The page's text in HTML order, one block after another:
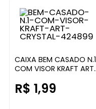
CAIXA BEM CASADO N.1
COM VISOR KRAFT ART
R$ 1,99